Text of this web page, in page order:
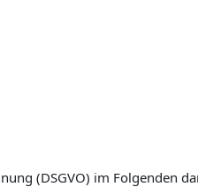
(DSGVO) im Folgenden